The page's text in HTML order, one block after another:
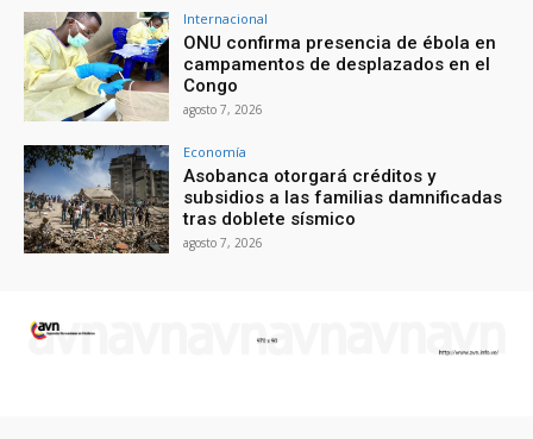
Internacional
ONU confirma presencia de ébola en
campamentos de desplazados en el
Congo
agosto 7, 2026
Economía
Asobanca otorgará créditos y
subsidios a las familias damnificadas
tras doblete sísmico
agosto 7, 2026